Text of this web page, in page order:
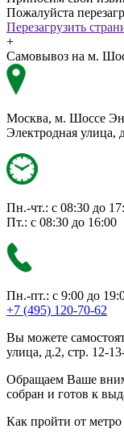
Пожалуйста
Перезагрузить
+
Самовывоз на м.
Москва, м. Шоссе
Электродная улица,
Пн.-чт.: с 08:30 до
Пт.: с 08:30 до 16:00
Пн.-пт.: с 9:00 до
+7 (495) 120-70-62
Вы можете
улица, д.2, стр. 12-
Обращаем Ваше
собран и готов к
Как пройти от